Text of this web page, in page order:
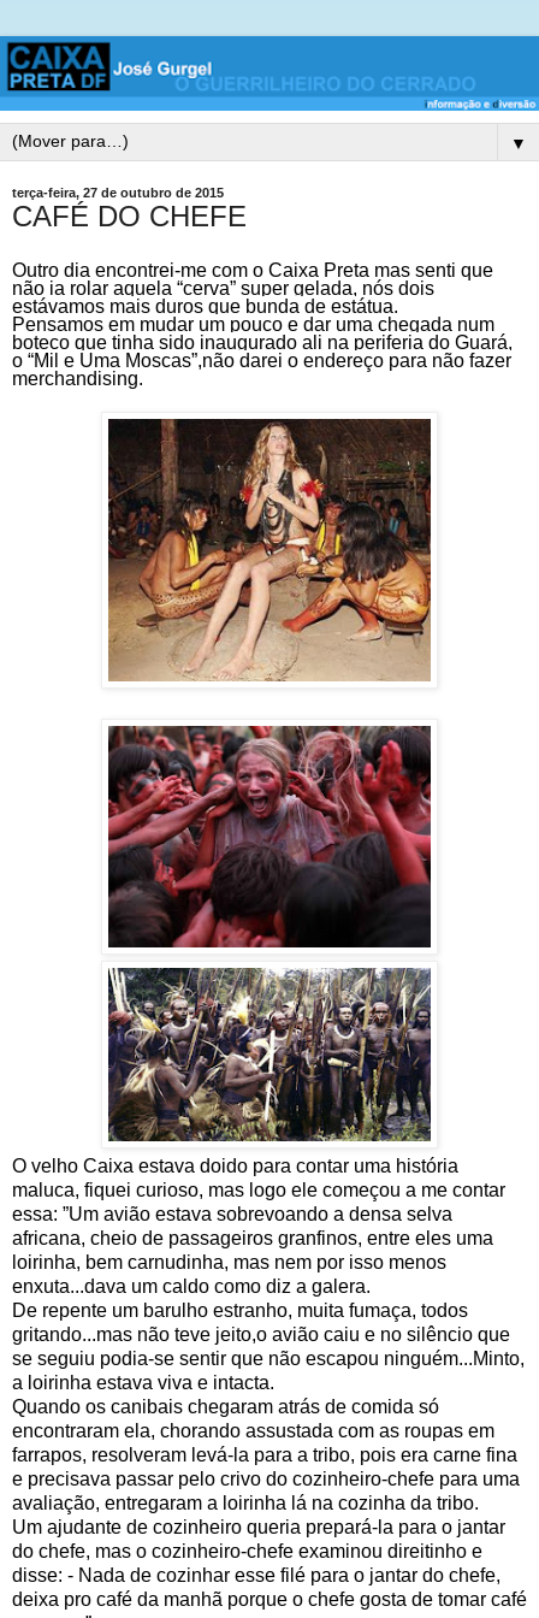
▼
terça-feira, 27 de outubro de 2015
CAFÉ DO CHEFE
Outro dia encontrei-me com o Caixa Preta mas senti que
não ia rolar aquela “cerva” super gelada, nós dois
estávamos mais duros que bunda de estátua.
Pensamos em mudar um pouco e dar uma chegada num
boteco que tinha sido inaugurado ali na periferia do Guará,
o “Mil e Uma Moscas”,não darei o endereço para não fazer
merchandising.
O velho Caixa estava doido para contar uma história
maluca, fiquei curioso, mas logo ele começou a me contar
essa: ”Um avião estava sobrevoando a densa selva
africana, cheio de passageiros granfinos, entre eles uma
loirinha, bem carnudinha, mas nem por isso menos
enxuta...dava um caldo como diz a galera.
De repente um barulho estranho, muita fumaça, todos
gritando...mas não teve jeito,o avião caiu e no silêncio que
se seguiu podia-se sentir que não escapou ninguém...Minto,
a loirinha estava viva e intacta.
Quando os canibais chegaram atrás de comida só
encontraram ela, chorando assustada com as roupas em
farrapos, resolveram levá-la para a tribo, pois era carne fina
e precisava passar pelo crivo do cozinheiro-chefe para uma
avaliação, entregaram a loirinha lá na cozinha da tribo.
Um ajudante de cozinheiro queria prepará-la para o jantar
do chefe, mas o cozinheiro-chefe examinou direitinho e
disse: - Nada de cozinhar esse filé para o jantar do chefe,
deixa pro café da manhã porque o chefe gosta de tomar café